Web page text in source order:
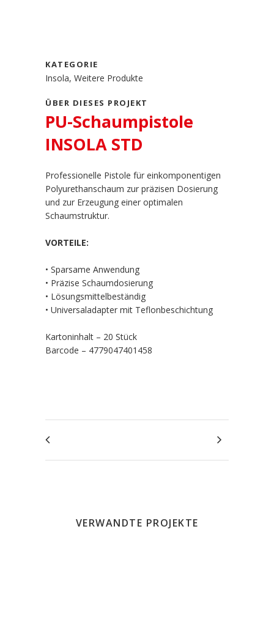
KATEGORIE
Insola, Weitere Produkte
ÜBER DIESES PROJEKT
PU-Schaumpistole
INSOLA STD
Professionelle Pistole für einkomponentigen
Polyurethanschaum zur präzisen Dosierung
und zur Erzeugung einer optimalen
Schaumstruktur.
VORTEILE:
• Sparsame Anwendung
• Präzise Schaumdosierung
• Lösungsmittelbeständig
• Universaladapter mit Teflonbeschichtung
Kartoninhalt – 20 Stück
Barcode – 4779047401458
VERWANDTE PROJEKTE